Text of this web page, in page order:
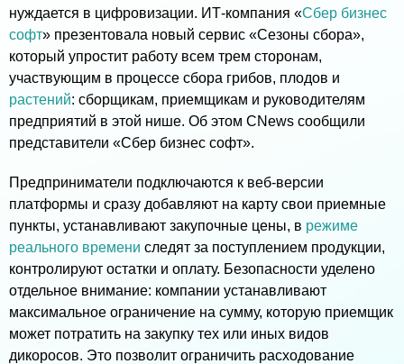
нуждается в цифровизации. ИТ-компания «Сбер бизнес
софт» презентовала новый сервис «Сезоны сбора»,
который упростит работу всем трем сторонам,
участвующим в процессе сбора грибов, плодов и
растений: сборщикам, приемщикам и руководителям
предприятий в этой нише. Об этом CNews сообщили
представители «Сбер бизнес софт».
Предприниматели подключаются к веб-версии
платформы и сразу добавляют на карту свои приемные
пункты, устанавливают закупочные цены, в режиме
реального времени следят за поступлением продукции,
контролируют остатки и оплату. Безопасности уделено
отдельное внимание: компании устанавливают
максимальное ограничение на сумму, которую приемщик
может потратить на закупку тех или иных видов
дикоросов. Это позволит ограничить расходование